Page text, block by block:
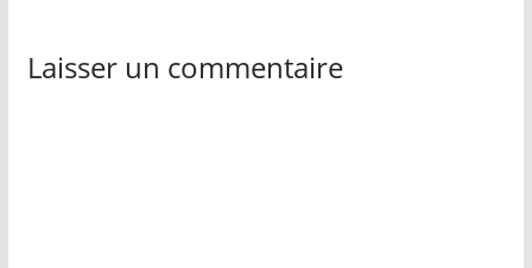
Laisser un commentaire